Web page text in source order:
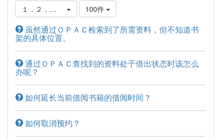
１．２．本书架的查询、借阅和预约方法
100件
虽然通过ＯＰＡＣ检索到了所需资料，但不知道书
架的具体位置。
通过ＯＰＡＣ查找到的资料处于借出状态时该怎么
办呢？
如何延长当前借阅书籍的借阅时间？
如何取消预约？